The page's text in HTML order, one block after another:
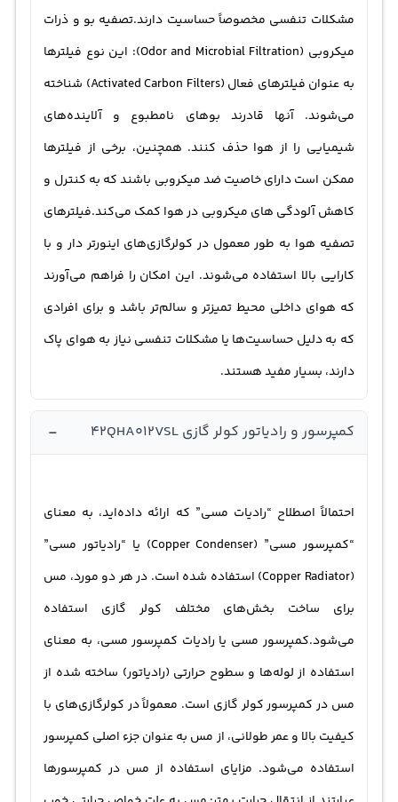
مشکلات تنفسی مخصوصاً حساسیت دارند.تصفیه بو و ذرات
میکروبی (Odor and Microbial Filtration): این نوع فیلترها
به عنوان فیلترهای فعال (Activated Carbon Filters) شناخته
می‌شوند. آنها قادرند بوهای نامطبوع و آلاینده‌های
شیمیایی را از هوا حذف کنند. همچنین، برخی از فیلترها
ممکن است دارای خاصیت ضد میکروبی باشند که به کنترل و
کاهش آلودگی های میکروبی در هوا کمک می‌کند.فیلترهای
تصفیه هوا به طور معمول در کولرگازی‌های اینورتر دار و با
کارایی بالا استفاده می‌شوند. این امکان را فراهم می‌آورند
که هوای داخلی محیط تمیزتر و سالم‌تر باشد و برای افرادی
که به دلیل حساسیت‌ها یا مشکلات تنفسی نیاز به هوای پاک
دارند، بسیار مفید هستند.
کمپرسور و رادیاتور کولر گازی 42QHA012VSL -
احتمالاً اصطلاح “رادیات مسی” که ارائه داده‌اید، به معنای
“کمپرسور مسی” (Copper Condenser) یا “رادیاتور مسی”
(Copper Radiator) استفاده شده است. در هر دو مورد، مس
برای ساخت بخش‌های مختلف کولر گازی استفاده
می‌شود.کمپرسور مسی یا رادیات کمپرسور مسی، به معنای
استفاده از لوله‌ها و سطوح حرارتی (رادیاتور) ساخته شده از
مس در کمپرسور کولر گازی است. معمولاً در کولرگازی‌های با
کیفیت بالا و عمر طولانی، از مس به عنوان جزء اصلی کمپرسور
استفاده می‌شود. مزایای استفاده از مس در کمپرسورها